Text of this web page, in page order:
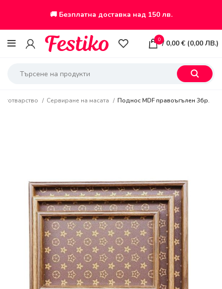
🚚 Безплатна доставка над 150 лв.
0 / 0,00€ (0,00 ЛВ.)
готварство Сервиране на масата Поднос MDF правоъгълен 3бр.